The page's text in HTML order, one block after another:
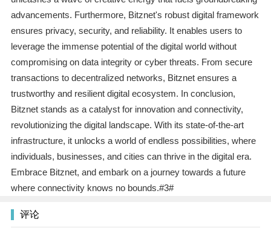
advancements. Furthermore, Bitznet's robust digital framework
ensures privacy, security, and reliability. It enables users to
leverage the immense potential of the digital world without
compromising on data integrity or cyber threats. From secure
transactions to decentralized networks, Bitznet ensures a
trustworthy and resilient digital ecosystem. In conclusion,
Bitznet stands as a catalyst for innovation and connectivity,
revolutionizing the digital landscape. With its state-of-the-art
infrastructure, it unlocks a world of endless possibilities, where
individuals, businesses, and cities can thrive in the digital era.
Embrace Bitznet, and embark on a journey towards a future
where connectivity knows no bounds.#3#
评论